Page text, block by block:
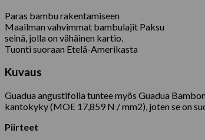
Paras bambu rakentamiseen
Maailman vahvimmat bambulajit Paksu
seinä, jolla on vähäinen kartio.
Tuonti suoraan Etelä-Amerikasta
Kuvaus
Guadua angustifolia tuntee myös Guadua
kantokyky (MOE 17,859 N / mm2), joten se on
Piirteet